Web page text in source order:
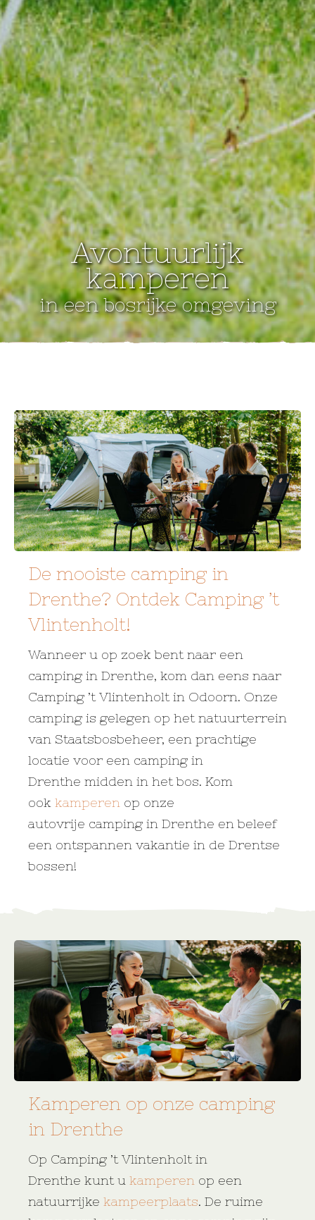
Avontuurlijk
kamperen
in een bosrijke omgeving
De mooiste camping in
Drenthe? Ontdek Camping ’t
Vlintenholt!
Wanneer u op zoek bent naar een
camping in Drenthe, kom dan eens naar
Camping ’t Vlintenholt in Odoorn. Onze
camping is gelegen op het natuurterrein
van Staatsbosbeheer, een prachtige
locatie voor een camping in
Drenthe midden in het bos. Kom
ook kamperen op onze
autovrije camping in Drenthe en beleef
een ontspannen vakantie in de Drentse
bossen!
Kamperen op onze camping
in Drenthe
Op Camping ’t Vlintenholt in
Drenthe kunt u kamperen op een
natuurrijke kampeerplaats. De ruime